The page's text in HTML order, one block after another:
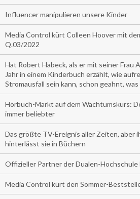
Influencer manipulieren unsere Kinder
Media Control kürt Colleen Hoover mit
Q.03/2022
Hat Robert Habeck, als er mit seiner Frau
Jahr in einem Kinderbuch erzählt, wie
Stromausfall sein kann, schon geahnt,
Hörbuch-Markt auf dem Wachtumskurs:
immer beliebter
Das größte TV-Ereignis aller Zeiten, aber
hinterlässt sie in Büchern
Offizieller Partner der Dualen-
Media Control kürt den Sommer-